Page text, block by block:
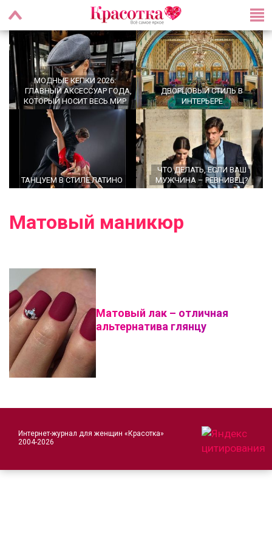
МОДНЫЕ КЕПКИ 2026:
ГЛАВНЫЙ АКСЕССУАР ГОДА,
КОТОРЫЙ НОСИТ ВЕСЬ МИР
ДВОРЦОВЫЙ СТИЛЬ В
ИНТЕРЬЕРЕ
ТАНЦУЕМ В СТИЛЕ ЛАТИНО
ЧТО ДЕЛАТЬ, ЕСЛИ ВАШ
МУЖЧИНА – РЕВНИВЕЦ?
Матовый маникюр
Матовый лак – отличная
альтернатива глянцу
Интернет-журнал для женщин «Красотка»
2004-2026